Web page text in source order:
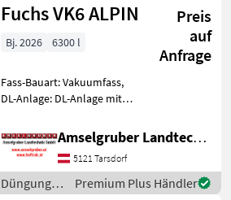
Fuchs VK6 ALPIN
Preis
auf
Anfrage
Bj. 2026 6300 l
Fass-Bauart: Vakuumfass,
DL-Anlage: DL-Anlage mit
Massivität und
Langlebigkeit unschlagbar!
(Stärkste Materialstärken +
Beste Materialen und
Amselgruber Landtechnik GmbH
5121 Tarsdorf
Düngung
Premium Plus Händler